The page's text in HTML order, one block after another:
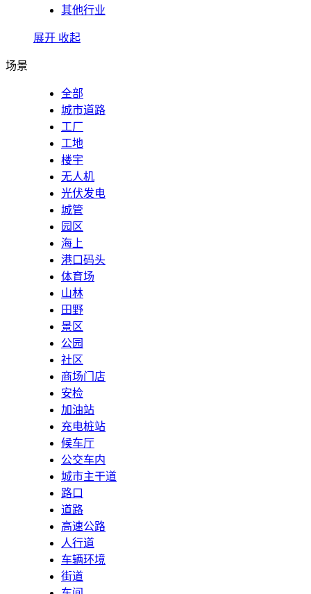
其他行业
展开 收起
场景
全部
城市道路
工厂
工地
楼宇
无人机
光伏发电
城管
园区
海上
港口码头
体育场
山林
田野
景区
公园
社区
商场门店
安检
加油站
充电桩站
候车厅
公交车内
城市主干道
路口
道路
高速公路
人行道
车辆环境
街道